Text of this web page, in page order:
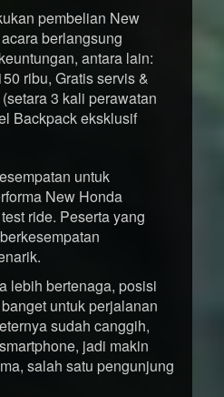
pembelian New
berlangsung
antara lain:
ribu, Gratis servis &
3 kali perawatan
Backpack eksklusif
untuk
New Honda
ride. Peserta yang
lebih bertenaga, posisi
untuk perjalanan
sudah canggih,
jadi makin
salah satu pengunjung